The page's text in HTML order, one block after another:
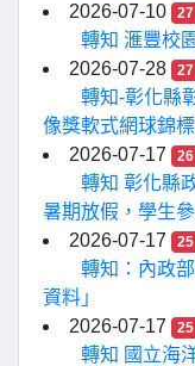
2026-07-10
27
轉知 滙豐校
2026-07-28
27
轉知-彰化縣
像獎軟式網球錦
2026-07-17
26
轉知 彰化縣
暑期放假，學生
2026-07-17
25
轉知：內政
資料」
2026-07-17
25
轉知 國立海